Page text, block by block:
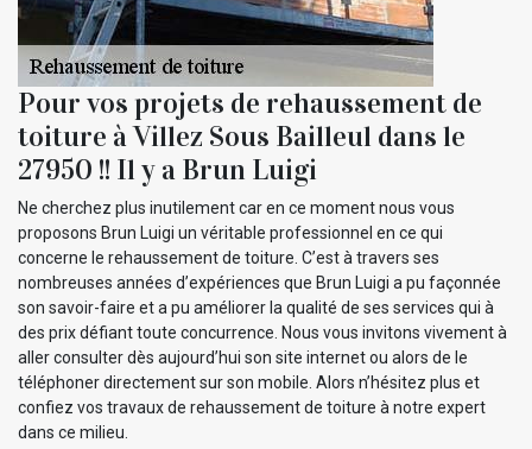
Pour vos projets de rehaussement de
toiture à Villez Sous Bailleul dans le
27950 !! Il y a Brun Luigi
Ne cherchez plus inutilement car en ce moment nous vous
proposons Brun Luigi un véritable professionnel en ce qui
concerne le rehaussement de toiture. C’est à travers ses
nombreuses années d’expériences que Brun Luigi a pu façonnée
son savoir-faire et a pu améliorer la qualité de ses services qui à
des prix défiant toute concurrence. Nous vous invitons vivement à
aller consulter dès aujourd’hui son site internet ou alors de le
téléphoner directement sur son mobile. Alors n’hésitez plus et
confiez vos travaux de rehaussement de toiture à notre expert
dans ce milieu.